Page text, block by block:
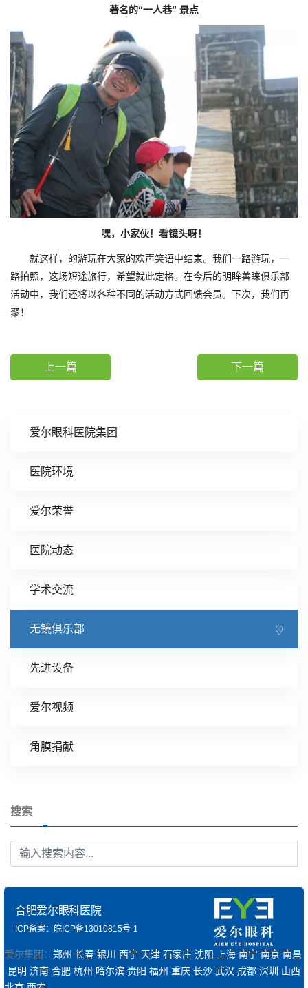
爱尔眼科医院集团
医院环境
爱尔荣誉
医院动态
学术交流
无镜俱乐部
先进设备
爱尔视频
角膜捐献
搜索
著名的“一人巷” 景点
嘿，小家伙！看镜头呀！
就这样，的游玩在大家的欢声笑语中结束。我们一路游玩，一
路拍照，这场短途旅行，希望就此定格。在今后的明眸善睐俱乐部
活动中，我们还将以各种不同的活动方式回馈会员。下次，我们再
聚！
上一篇 下一篇
合肥爱尔眼科医院
ICP备案：皖ICP备13010815号-1
爱尔集团： 郑州 长春 银川 西宁 天津 石家庄 沈阳 上海 南宁 南京 南昌
昆明 济南 合肥 杭州 哈尔滨 贵阳 福州 重庆 长沙 武汉 成都 深圳 山西